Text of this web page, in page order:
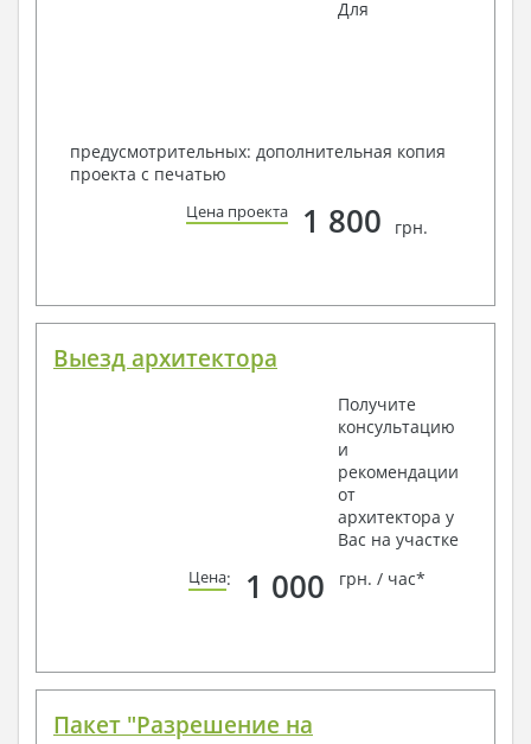
Для
предусмотрительных: дополнительная копия
проекта с печатью
Цена проекта 1 800 грн.
Выезд архитектора
Получите
консультацию
и
рекомендации
от
архитектора у
Вас на участке
Цена: 1 000 грн. / час*
Пакет "Разрешение на